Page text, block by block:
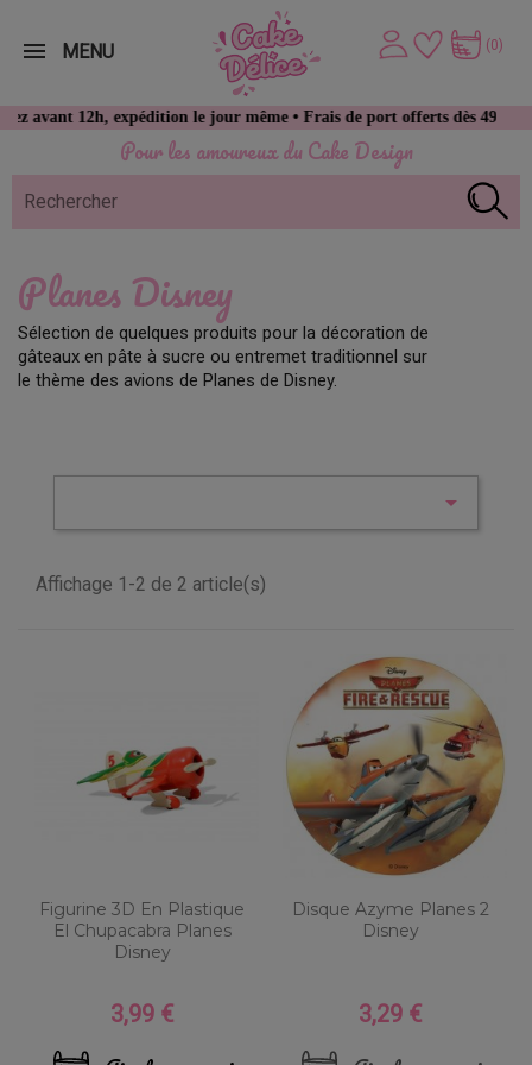
Pour les amoureux du Cake Design
avant 12h, expédition le jour même • Frais de port offerts dès 49 €
(0)
MENU
Planes Disney
Sélection de quelques produits pour la décoration de
gâteaux en pâte à sucre ou entremet traditionnel sur
le thème des avions de Planes de Disney.

Affichage 1-2 de 2 article(s)
Figurine 3D En Plastique
El Chupacabra Planes
Disney
Prix
3,99 €
Disque Azyme Planes 2
Disney
Prix
3,29 €